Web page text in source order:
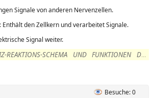
Signale von anderen Nervenzellen.
: Enthält den Zellkern und verarbeitet Signale.
Signal weiter.
UND FUNKTIONEN DER
Besuche: 0